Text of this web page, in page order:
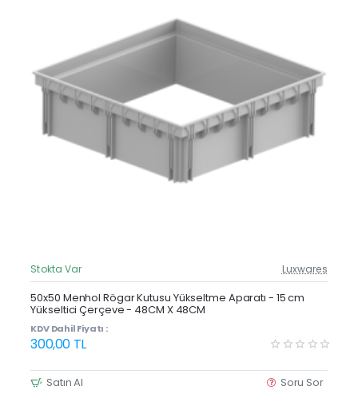
Güncel Fiyat
Yeni Ürün
Stokta Var Luxwares
50x50 Menhol Rögar Kutusu Yükseltme Aparatı - 15 cm
Yükseltici Çerçeve - 48CM X 48CM
KDV Dahil Fiyatı :
300,00 TL
Satın Al Soru Sor